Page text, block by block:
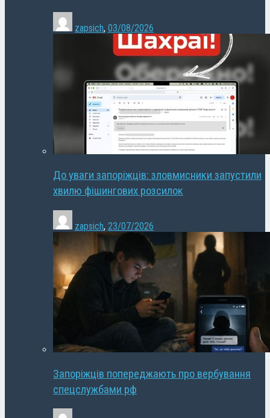
zapsich, 03/08/2026
До уваги запоріжців: зловмисники запустили
хвилю фішингових розсилок
zapsich, 23/07/2026
Запоріжців попереджають про вербування
спецслужбами рф